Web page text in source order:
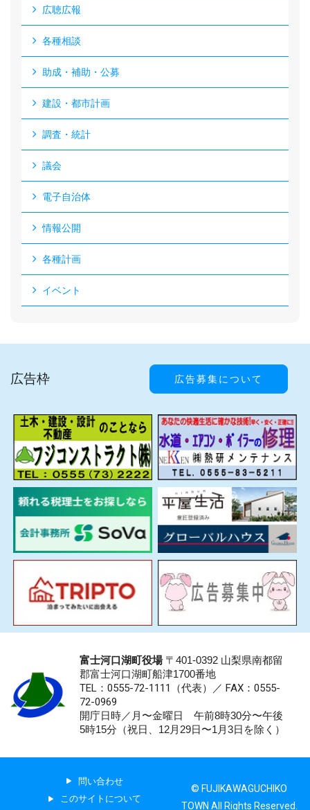
広聴広報
各種相談
助成・補助・公募
建設・都市計画
調査・統計
議会
電子自治体
情報公開
各種計画
イベント
広告枠 広告募集について
富士河口湖町役場〒401-0392 山梨県南都留
郡富士河口湖町船津1700番地
TEL：0555-72-1111 （代表）／ FAX：0555-
72-0969
開庁日時／月〜金曜日 午前8時30分〜午後
5時15分（祝日、12月29日〜1月3日を除く）
問い合わせ
このサイトについて
© FUJIKAWAGUCHIKO
TOWN All Rights Reserved.